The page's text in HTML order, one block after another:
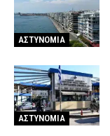
ΑΣΤΥΝΟΜΙΑ
ΑΣΤΥΝΟΜΙΑ